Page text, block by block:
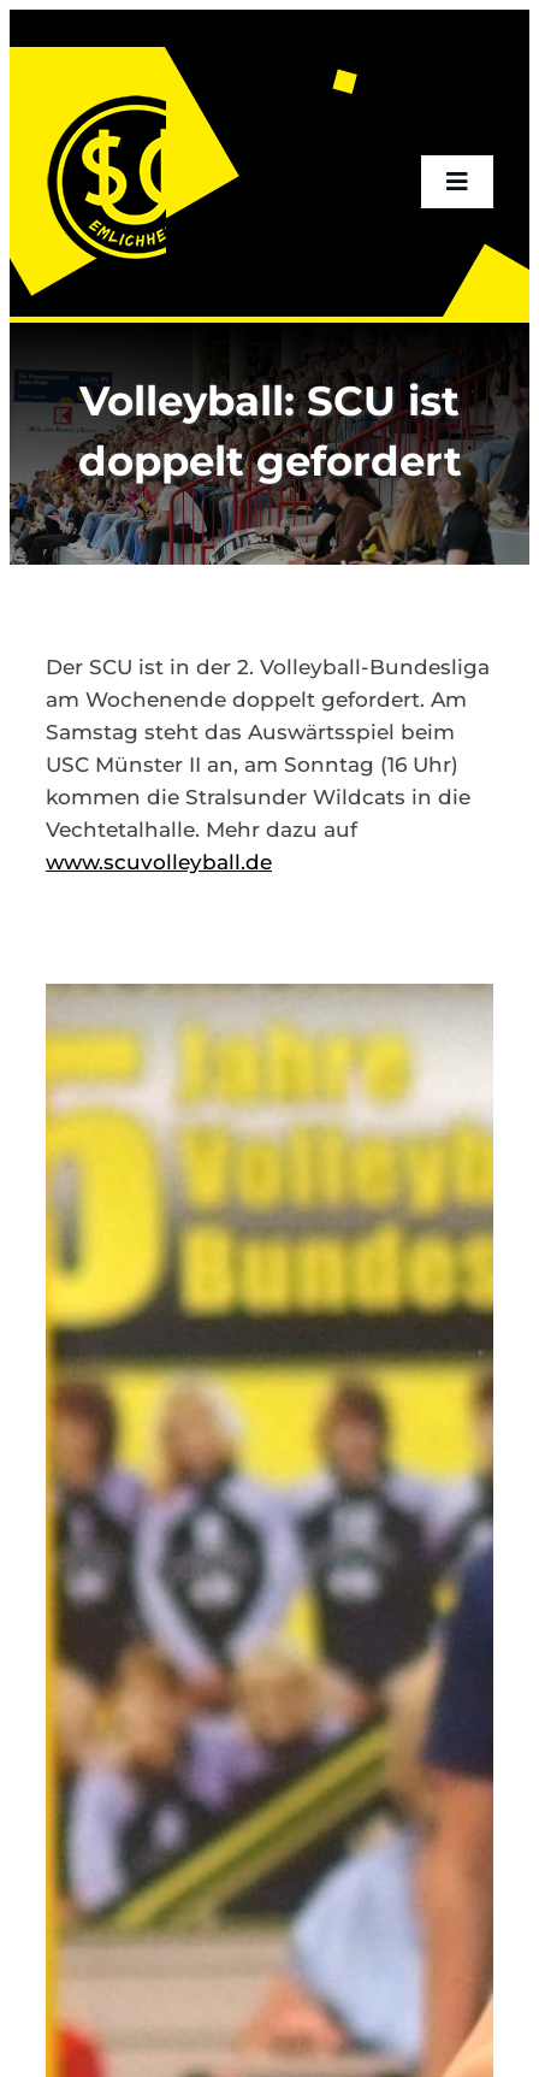
Toggle
Aktuelles
Sportangebot
Verein
Volleyball: SCU ist
doppelt gefordert
Der SCU ist in der 2. Volleyball-Bundesliga
am Wochenende doppelt gefordert. Am
Samstag steht das Auswärtsspiel beim
USC Münster II an, am Sonntag (16 Uhr)
kommen die Stralsunder Wildcats in die
Vechtetalhalle. Mehr dazu auf
www.scuvolleyball.de